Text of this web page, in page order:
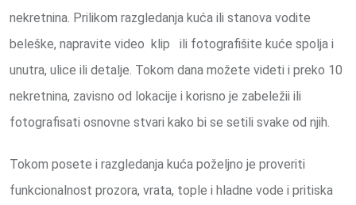
nekretnina. Prilikom razgledanja kuća ili stanova vodite
beleške, napravite video klip ili fotografišite kuće spolja i
unutra, ulice ili detalje. Tokom dana možete videti i preko 10
nekretnina, zavisno od lokacije i korisno je zabeležii ili
fotografisati osnovne stvari kako bi se setili svake od njih.
Tokom posete i razgledanja kuća poželjno je proveriti
funkcionalnost prozora, vrata, tople i hladne vode i pritiska